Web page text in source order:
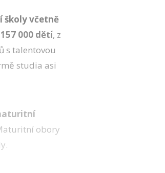
školy včetně
000 dětí, z
s talentovou
studia asi
obory